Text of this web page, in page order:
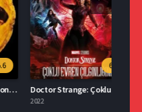
6.8
Doctor Strange: Çoklu Evren Çılgınlığında İzle